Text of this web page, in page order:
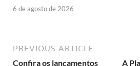
6 de agosto de 2026
PREVIOUS ARTICLE
Confira os lançamentos
A